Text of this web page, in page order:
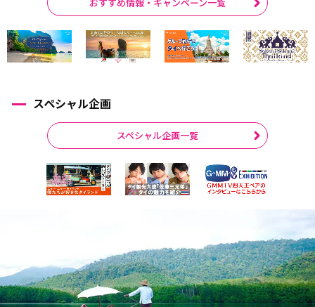
おすすめ情報・キャンペーン一覧
スペシャル企画
スペシャル企画一覧